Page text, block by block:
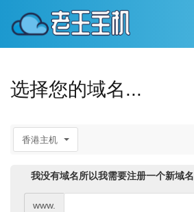
选择您的域名...
香港主机
我没有域名所以我需要注册一个新域名
www.